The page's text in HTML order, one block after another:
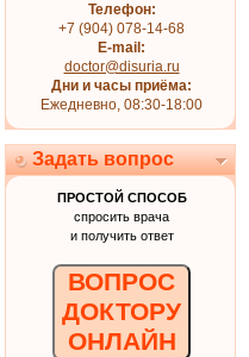
Телефон:
+7 (904) 078-14-68
E-mail:
doctor@disuria.ru
Дни и часы приёма:
Ежедневно, 08:30-18:00
Задать вопрос
ПРОСТОЙ СПОСОБ
спросить врача
и получить ответ
ВОПРОС
ДОКТОРУ
ОНЛАЙН